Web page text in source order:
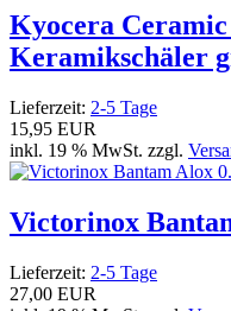
Kyocera
Keramikschäler
Lieferzeit: 2-5 Tage
15,95 EUR
inkl. 19 % MwSt. zzgl.
Victorinox
Lieferzeit: 2-5 Tage
27,00 EUR